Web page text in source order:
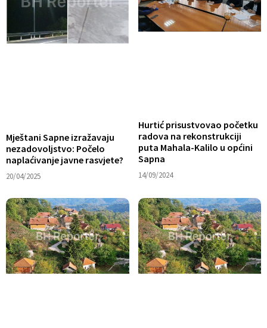
Mještani Sapne izražavaju
nezadovoljstvo: Počelo
naplaćivanje javne rasvjete?
20/04/2025
Hurtić prisustvovao početku
radova na rekonstrukciji
puta Mahala-Kalilo u općini
Sapna
14/09/2024